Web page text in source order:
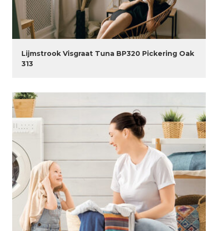
Lijmstrook Visgraat Tuna BP320 Pickering Oak
313